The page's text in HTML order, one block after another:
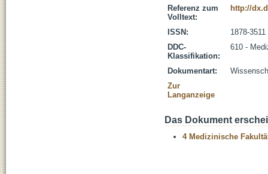
Referenz zum
Volltext:
http://
ISSN:
1878-3511
DDC-
Klassifikation:
610 -
Dokumentart:
Zur
Langanzeige
Das Dokument
4 Medizinische